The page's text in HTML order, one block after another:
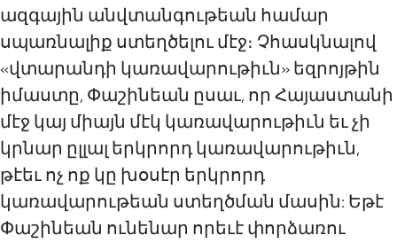
ազգային անվտանգութեան համար
սպառնալիք ստեղծելու մէջ։ Չհասկնալով
«վտարանդի կառավարութիւն» եզրոյթին
իմաստը, Փաշինեան ըսաւ, որ Հայաստանի
մէջ կայ միայն մէկ կառավարութիւն եւ չի
կրնար ըլլալ երկրորդ կառավարութիւն,
թէեւ ոչ ոք կը խօսէր երկրորդ
կառավարութեան ստեղծման մասին: Եթէ
Փաշինեան ունենար որեւէ փորձառու